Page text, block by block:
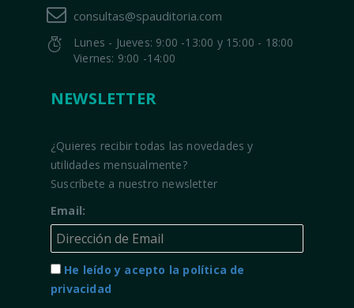
consultas@spauditoria.com
Lunes - Jueves: 9:00 -13:00 y 15:00 - 18:00
Viernes: 9:00 -14:00
NEWSLETTER
¿Quieres recibir todas las novedades y
utilidades mensualmente?
Suscríbete a nuestro newsletter
Email:
He leído y acepto la política de
privacidad